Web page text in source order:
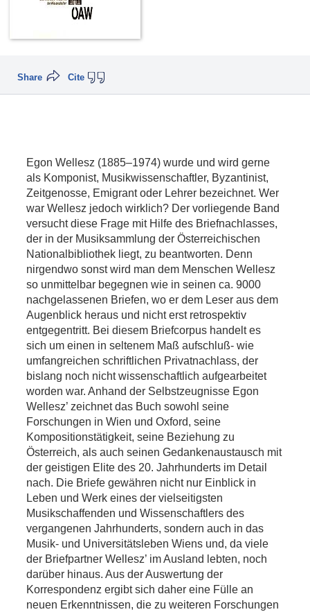
Cite
Share
Egon Wellesz (1885–1974) wurde und wird gerne
als Komponist, Musikwissenschaftler, Byzantinist,
Zeitgenosse, Emigrant oder Lehrer bezeichnet. Wer
war Wellesz jedoch wirklich? Der vorliegende Band
versucht diese Frage mit Hilfe des Briefnachlasses,
der in der Musiksammlung der Österreichischen
Nationalbibliothek liegt, zu beantworten. Denn
nirgendwo sonst wird man dem Menschen Wellesz
so unmittelbar begegnen wie in seinen ca. 9000
nachgelassenen Briefen, wo er dem Leser aus dem
Augenblick heraus und nicht erst retrospektiv
entgegentritt. Bei diesem Briefcorpus handelt es
sich um einen in seltenem Maß aufschluß- wie
umfangreichen schriftlichen Privatnachlass, der
bislang noch nicht wissenschaftlich aufgearbeitet
worden war. Anhand der Selbstzeugnisse Egon
Wellesz’ zeichnet das Buch sowohl seine
Forschungen in Wien und Oxford, seine
Kompositionstätigkeit, seine Beziehung zu
Österreich, als auch seinen Gedankenaustausch mit
der geistigen Elite des 20. Jahrhunderts im Detail
nach. Die Briefe gewähren nicht nur Einblick in
Leben und Werk eines der vielseitigsten
Musikschaffenden und Wissenschaftlers des
vergangenen Jahrhunderts, sondern auch in das
Musik- und Universitätsleben Wiens und, da viele
der Briefpartner Wellesz’ im Ausland lebten, noch
darüber hinaus. Aus der Auswertung der
Korrespondenz ergibt sich daher eine Fülle an
neuen Erkenntnissen, die zu weiteren Forschungen